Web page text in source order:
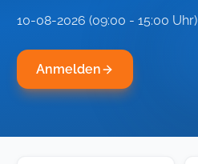
10-08-2026 (09:00 - 15:00 Uhr)
Anmelden